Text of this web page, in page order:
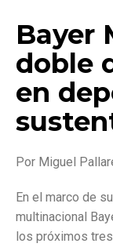
Bayer
doble
en
Por Miguel
En el marco de
multinacional
los próximos